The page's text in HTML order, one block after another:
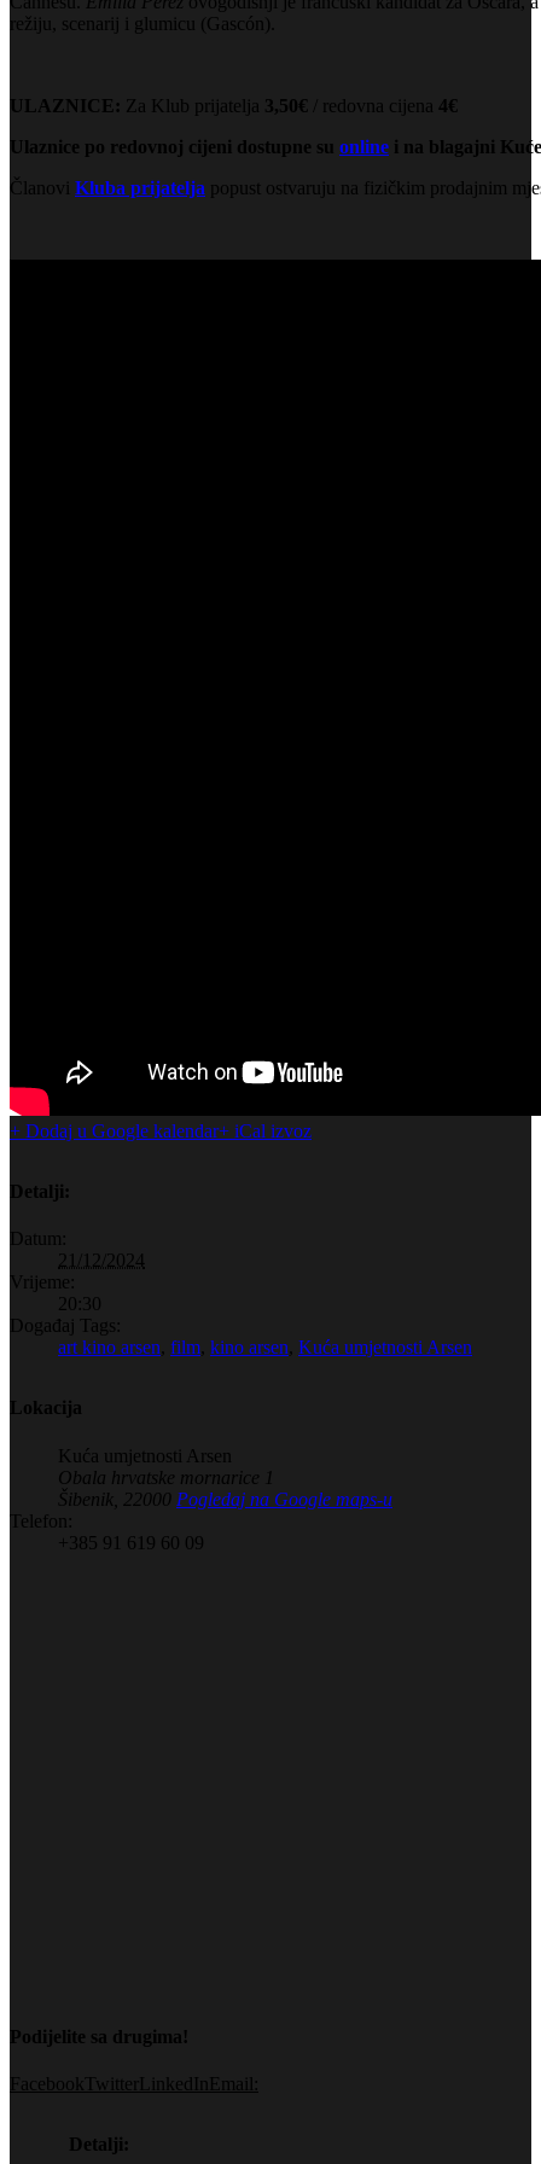
režiju, scenarij i glumicu (Gascón).
ULAZNICE: Za Klub prijatelja 3,50€ / redovna cijena 4€
Ulaznice po redovnoj cijeni dostupne su online i na blagajni
Članovi Kluba prijatelja popust ostvaruju na fizičkim prodajnim
+ Dodaj u Google kalendar+ iCal izvoz
Detalji:
Datum:
21/12/2024
Vrijeme:
20:30
Događaj Tags:
art kino arsen, film, kino arsen, Kuća umjetnosti Arsen
Lokacija
Kuća umjetnosti Arsen
Obala hrvatske mornarice 1
Šibenik
22000 Pogledaj na Google maps-u
Telefon:
+385 91 619 60 09
Podijelite sa drugima!
Facebook TwitterLinkedInEmail:
Detalji: